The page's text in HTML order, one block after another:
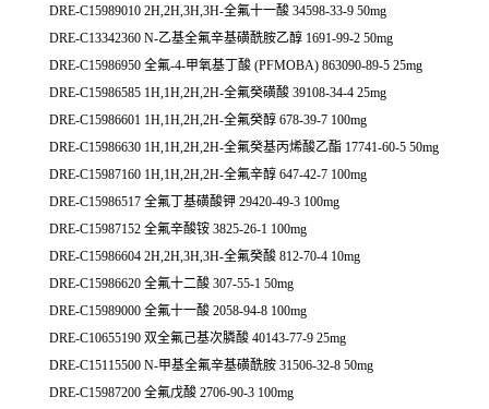
DRE-C15989010 2H,2H,3H,3H-全氟十一酸 34598-33-9 50mg
DRE-C13342360 N-乙基全氟辛基磺酰胺乙醇 1691-99-2 50mg
DRE-C15986950 全氟-4-甲氧基丁酸 (PFMOBA) 863090-89-5 25mg
DRE-C15986585 1H,1H,2H,2H-全氟癸磺酸 39108-34-4 25mg
DRE-C15986601 1H,1H,2H,2H-全氟癸醇 678-39-7 100mg
DRE-C15986630 1H,1H,2H,2H-全氟癸基丙烯酸乙酯 17741-60-5 50mg
DRE-C15987160 1H,1H,2H,2H-全氟辛醇 647-42-7 100mg
DRE-C15986517 全氟丁基磺酸钾 29420-49-3 100mg
DRE-C15987152 全氟辛酸铵 3825-26-1 100mg
DRE-C15986604 2H,2H,3H,3H-全氟癸酸 812-70-4 10mg
DRE-C15986620 全氟十二酸 307-55-1 50mg
DRE-C15989000 全氟十一酸 2058-94-8 100mg
DRE-C10655190 双全氟己基次膦酸 40143-77-9 25mg
DRE-C15115500 N-甲基全氟辛基磺酰胺 31506-32-8 50mg
DRE-C15987200 全氟戊酸 2706-90-3 100mg